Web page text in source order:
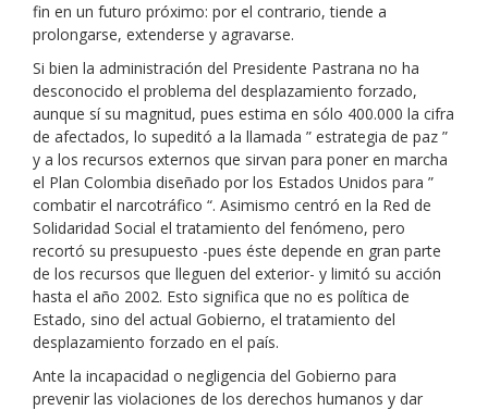
fin en un futuro próximo: por el contrario, tiende a
prolongarse, extenderse y agravarse.
Si bien la administración del Presidente Pastrana no ha
desconocido el problema del desplazamiento forzado,
aunque sí su magnitud, pues estima en sólo 400.000 la cifra
de afectados, lo supeditó a la llamada ” estrategia de paz ”
y a los recursos externos que sirvan para poner en marcha
el Plan Colombia diseñado por los Estados Unidos para ”
combatir el narcotráfico “. Asimismo centró en la Red de
Solidaridad Social el tratamiento del fenómeno, pero
recortó su presupuesto -pues éste depende en gran parte
de los recursos que lleguen del exterior- y limitó su acción
hasta el año 2002. Esto significa que no es política de
Estado, sino del actual Gobierno, el tratamiento del
desplazamiento forzado en el país.
Ante la incapacidad o negligencia del Gobierno para
prevenir las violaciones de los derechos humanos y dar